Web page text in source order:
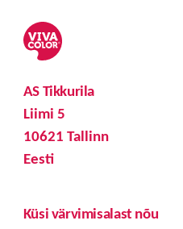
AS Tikkurila
Liimi 5
10621 Tallinn
Eesti
Küsi värvimisalast nõu